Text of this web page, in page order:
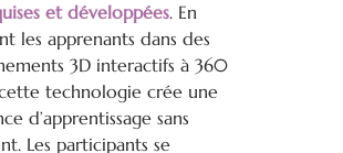
et développées. En
les apprenants dans des
3D interactifs à 360
technologie crée une
d’apprentissage sans
Les participants se